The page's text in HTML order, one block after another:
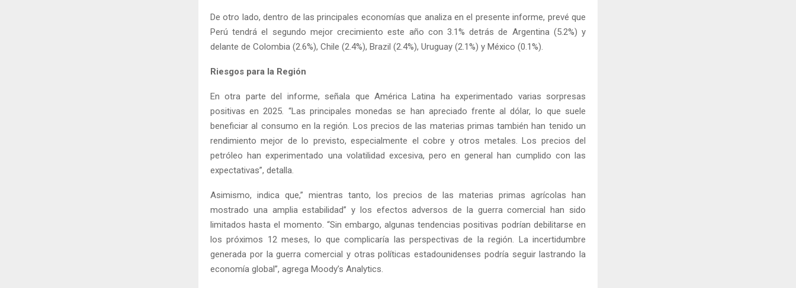
De otro lado, dentro de las principales economías que analiza en el presente informe, prevé que
Perú tendrá el segundo mejor crecimiento este año con 3.1% detrás de Argentina (5.2%) y
delante de Colombia (2.6%), Chile (2.4%), Brazil (2.4%), Uruguay (2.1%) y México (0.1%).
Riesgos para la Región
En otra parte del informe, señala que América Latina ha experimentado varias sorpresas
positivas en 2025. “Las principales monedas se han apreciado frente al dólar, lo que suele
beneficiar al consumo en la región. Los precios de las materias primas también han tenido un
rendimiento mejor de lo previsto, especialmente el cobre y otros metales. Los precios del
petróleo han experimentado una volatilidad excesiva, pero en general han cumplido con las
expectativas”, detalla.
Asimismo, indica que,” mientras tanto, los precios de las materias primas agrícolas han
mostrado una amplia estabilidad” y los efectos adversos de la guerra comercial han sido
limitados hasta el momento. “Sin embargo, algunas tendencias positivas podrían debilitarse en
los próximos 12 meses, lo que complicaría las perspectivas de la región. La incertidumbre
generada por la guerra comercial y otras políticas estadounidenses podría seguir lastrando la
economía global”, agrega Moody’s Analytics.